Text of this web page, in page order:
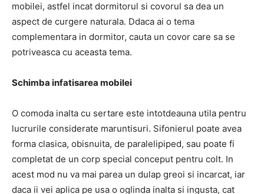
mobilei, astfel incat dormitorul si covorul sa dea un
aspect de curgere naturala. Ddaca ai o tema
complementara in dormitor, cauta un covor care sa se
potriveasca cu aceasta tema.
Schimba infatisarea mobilei
O comoda inalta cu sertare este intotdeauna utila pentru
lucrurile considerate maruntisuri. Sifonierul poate avea
forma clasica, obisnuita, de paralelipiped, sau poate fi
completat de un corp special conceput pentru colt. In
acest mod nu va mai parea un dulap greoi si incarcat, iar
daca ii vei aplica pe usa o oglinda inalta si ingusta, cat